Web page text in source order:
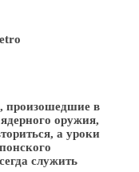
произошедшие в
оружия,
а уроки
служить